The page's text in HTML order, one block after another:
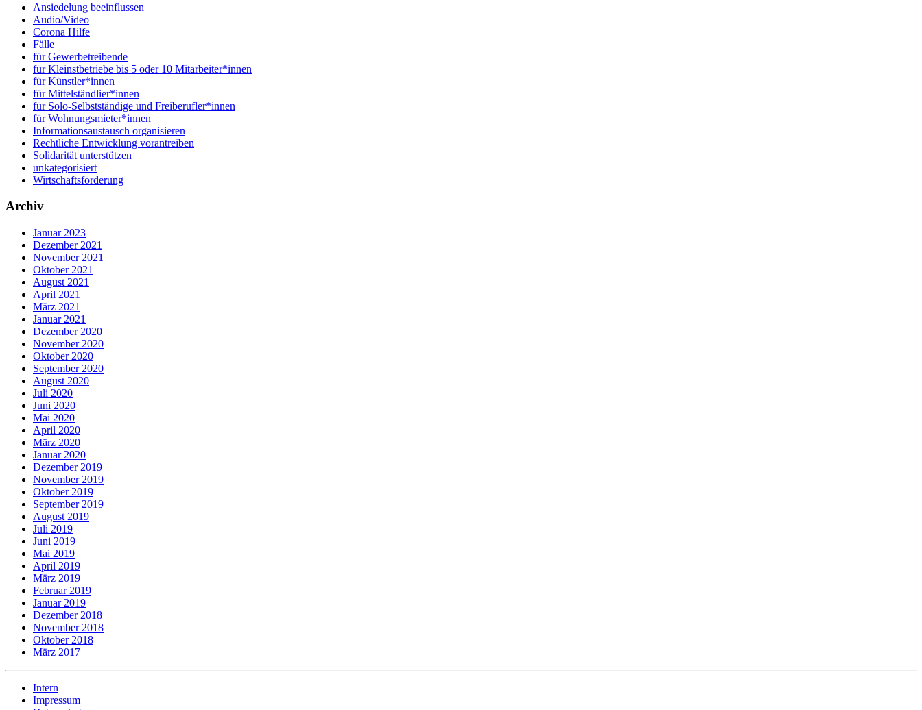
Ansiedelung beeinflussen
Audio/Video
Corona Hilfe
Fälle
für Gewerbetreibende
für Kleinstbetriebe bis 5 oder 10 Mitarbeiter*innen
für Künstler*innen
für Mittelständlier*innen
für Solo-Selbstständige und Freiberufler*innen
für Wohnungsmieter*innen
Informationsaustausch organisieren
Rechtliche Entwicklung vorantreiben
Solidarität unterstützen
unkategorisiert
Wirtschaftsförderung
Archiv
Januar 2023
Dezember 2021
November 2021
Oktober 2021
August 2021
April 2021
März 2021
Januar 2021
Dezember 2020
November 2020
Oktober 2020
September 2020
August 2020
Juli 2020
Juni 2020
Mai 2020
April 2020
März 2020
Januar 2020
Dezember 2019
November 2019
Oktober 2019
September 2019
August 2019
Juli 2019
Juni 2019
Mai 2019
April 2019
März 2019
Februar 2019
Januar 2019
Dezember 2018
November 2018
Oktober 2018
März 2017
Intern
Impressum